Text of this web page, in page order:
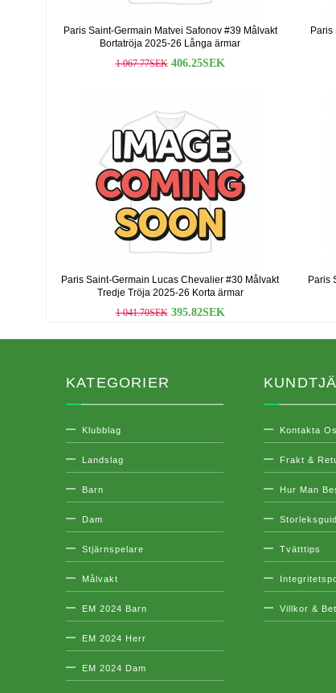
Paris Saint-Germain Matvei Safonov #39 Målvakt
Bortatröja 2025-26 Långa ärmar
1 067.77SEK 406.25SEK
Paris
Paris Saint-Germain Lucas Chevalier #30 Målvakt
Tredje Tröja 2025-26 Korta ärmar
1 041.70SEK 395.82SEK
Paris
KATEGORIER
Klubblag
Landslag
Barn
Dam
Stjärnspelare
Målvakt
EM 2024 Barn
EM 2024 Herr
EM 2024 Dam
Kontakta
Frakt &
Hur Man
Tvätttips
Villkor &